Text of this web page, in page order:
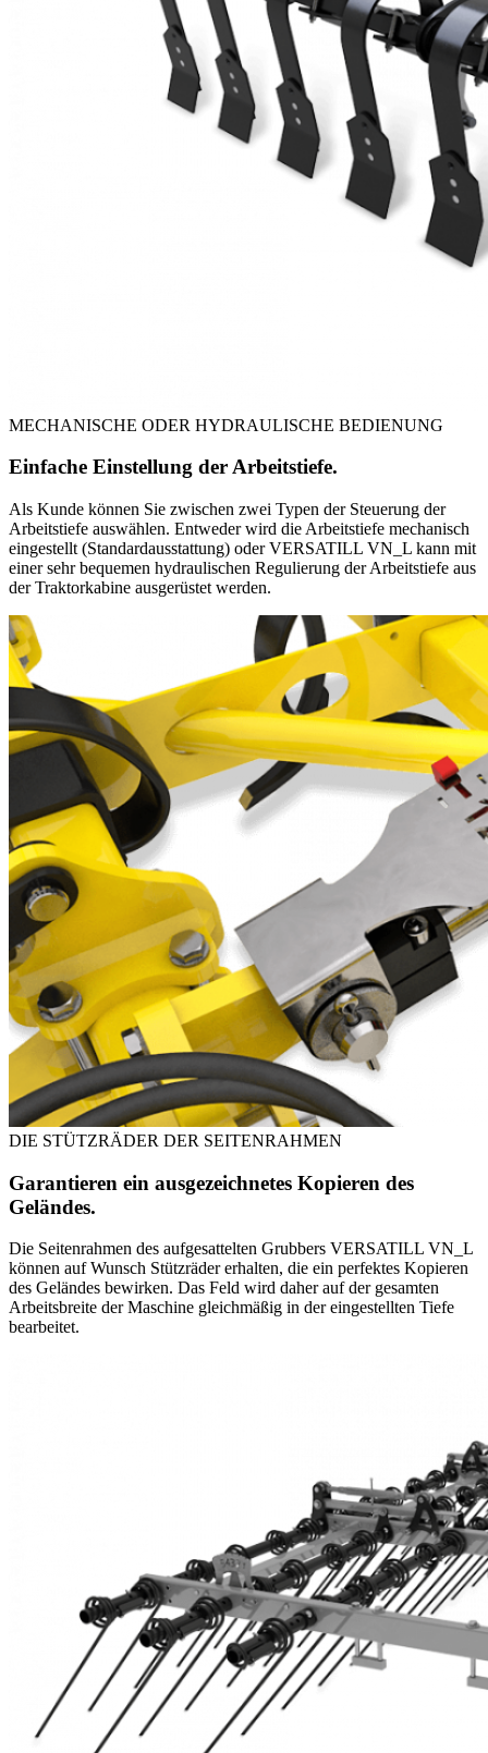
MECHANISCHE ODER HYDRAULISCHE BEDIENUNG
Einfache Einstellung der Arbeitstiefe.
Als Kunde können Sie zwischen zwei Typen der Steuerung der
Arbeitstiefe auswählen. Entweder wird die Arbeitstiefe mechanisch
eingestellt (Standardausstattung) oder VERSATILL VN_L kann mit
einer sehr bequemen hydraulischen Regulierung der Arbeitstiefe aus
der Traktorkabine ausgerüstet werden.
DIE STÜTZRÄDER DER SEITENRAHMEN
Garantieren ein ausgezeichnetes Kopieren des
Geländes.
Die Seitenrahmen des aufgesattelten Grubbers VERSATILL VN_L
können auf Wunsch Stützräder erhalten, die ein perfektes Kopieren
des Geländes bewirken. Das Feld wird daher auf der gesamten
Arbeitsbreite der Maschine gleichmäßig in der eingestellten Tiefe
bearbeitet.